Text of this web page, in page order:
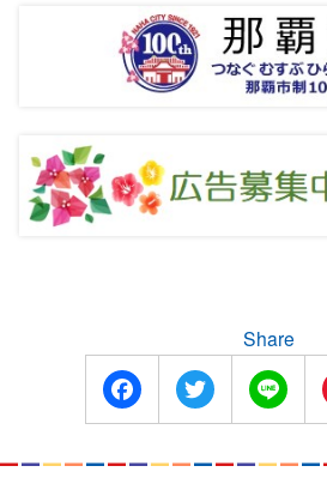
Share
FacebookTwitter Line